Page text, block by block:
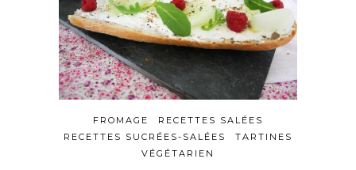
FROMAGE
RECETTES SALÉES
RECETTES SUCRÉES-SALÉES
TARTINES
VÉGÉTARIEN